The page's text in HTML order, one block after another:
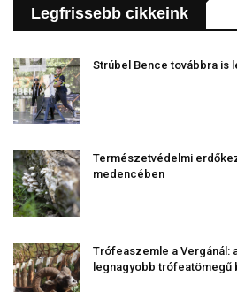
Legfrissebb cikkeink
Strúbel Bence továbbra is
Természetvédelmi
medencében
Trófeaszemle a Vergánál:
legnagyobb trófeatömegű